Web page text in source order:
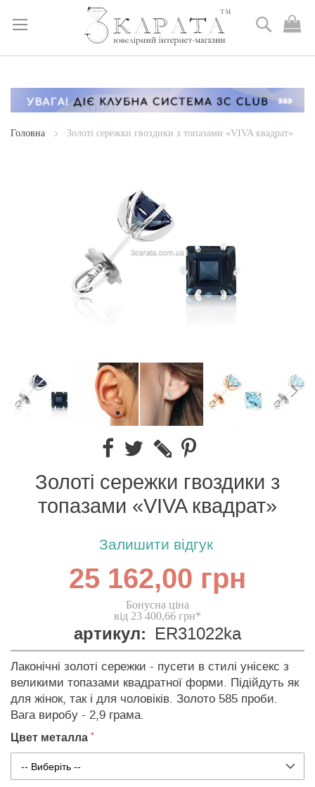
Skip
Content
Пошук
Головна Золоті сережки гвоздики з топазами «VIVA квадрат»
Золоті сережки гвоздики з
топазами «VIVA квадрат»
Залишити відгук
25 162,00 грн
Бонусна ціна
від 23 400,66 грн*
артикул: ER31022ka
Лаконічні золоті сережки - пусети в стилі унісекс з
великими топазами квадратної форми. Підійдуть як
для жінок, так і для чоловіків. Золото 585 проби.
Вага виробу - 2,9 грама.
Цвет металла